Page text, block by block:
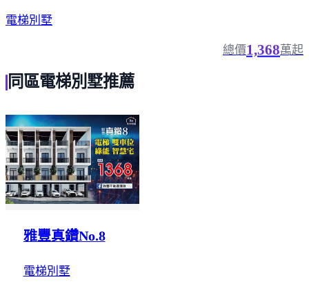
電梯別墅
總價1,368萬起
同區電梯別墅推薦
雅豐真鑽No.8
電梯別墅